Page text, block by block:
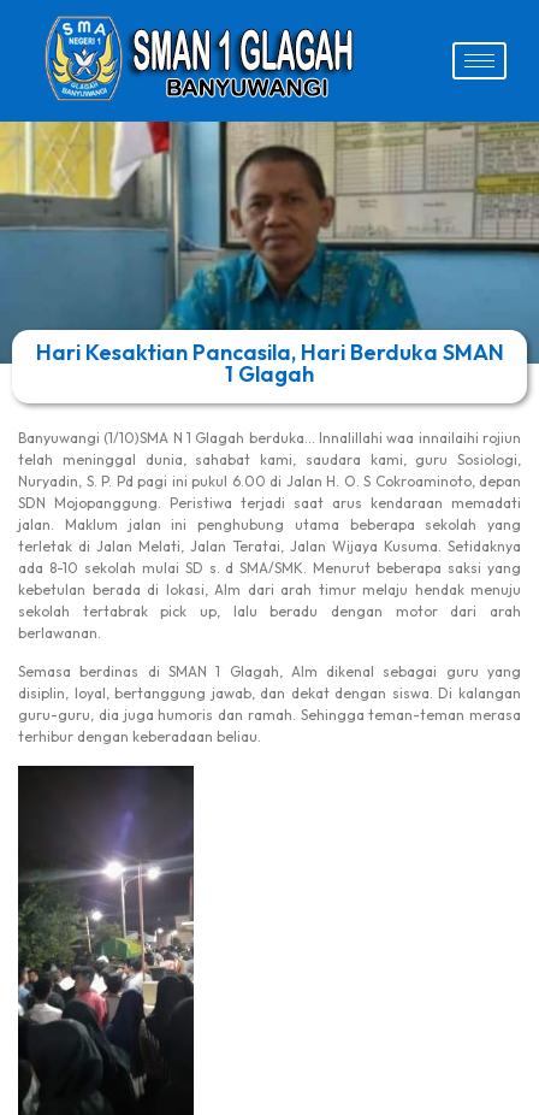
Hari Kesaktian Pancasila, Hari Berduka SMAN
1 Glagah
Banyuwangi (1/10)SMA N 1 Glagah berduka… Innalillahi waa innailaihi rojiun
telah meninggal dunia, sahabat kami, saudara kami, guru Sosiologi,
Nuryadin, S. P. Pd pagi ini pukul 6.00 di Jalan H. O. S Cokroaminoto, depan
SDN Mojopanggung. Peristiwa terjadi saat arus kendaraan memadati
jalan. Maklum jalan ini penghubung utama beberapa sekolah yang
terletak di Jalan Melati, Jalan Teratai, Jalan Wijaya Kusuma. Setidaknya
ada 8-10 sekolah mulai SD s. d SMA/SMK. Menurut beberapa saksi yang
kebetulan berada di lokasi, Alm dari arah timur melaju hendak menuju
sekolah tertabrak pick up, lalu beradu dengan motor dari arah
berlawanan.
Semasa berdinas di SMAN 1 Glagah, Alm dikenal sebagai guru yang
disiplin, loyal, bertanggung jawab, dan dekat dengan siswa. Di kalangan
guru-guru, dia juga humoris dan ramah. Sehingga teman-teman merasa
terhibur dengan keberadaan beliau.